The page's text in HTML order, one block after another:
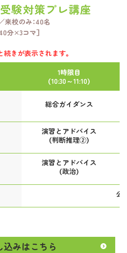
験対策プレ講座
来校のみ：40名
分×3コマ］
きが表示されます。
1時限目
（10:30～11:10）
総合ガイダンス
演習とアドバイス
（判断推理②）
演習とアドバイス
（政治）
公
込みはこちら